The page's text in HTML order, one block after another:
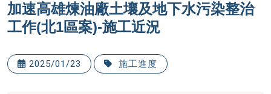
加速高雄煉油廠土壤及地下水污染整治
工作(北1區案)-施工近況
2025/01/23 施工進度